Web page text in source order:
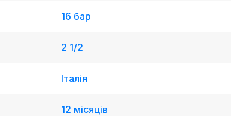
16 бар
2 1/2
Італія
12 місяців